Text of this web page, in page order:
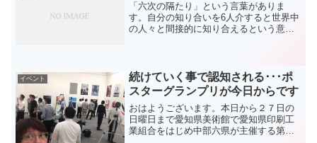
「六次の隔たり」という言葉がありま
す。自分の知り合いを6人介すると世界中
の人々と間接的に知り合えるという意味
したお客様が私の名刺を見...
イベント
続けていく事で認知される･･･ポ
スターグランプリが今日からです
おはようございます。本日から２７日の
日曜日まで愛知県美術館で愛知県印刷工
業組合をはじめ中部六県が主催する第７